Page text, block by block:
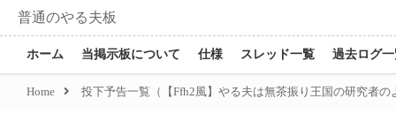
普通のやる夫板
ホーム 当掲示板について 仕様 スレッド一覧 過去ログ
Home 投下予告一覧（【Ffh2風】やる夫は無茶振り王国の研究者